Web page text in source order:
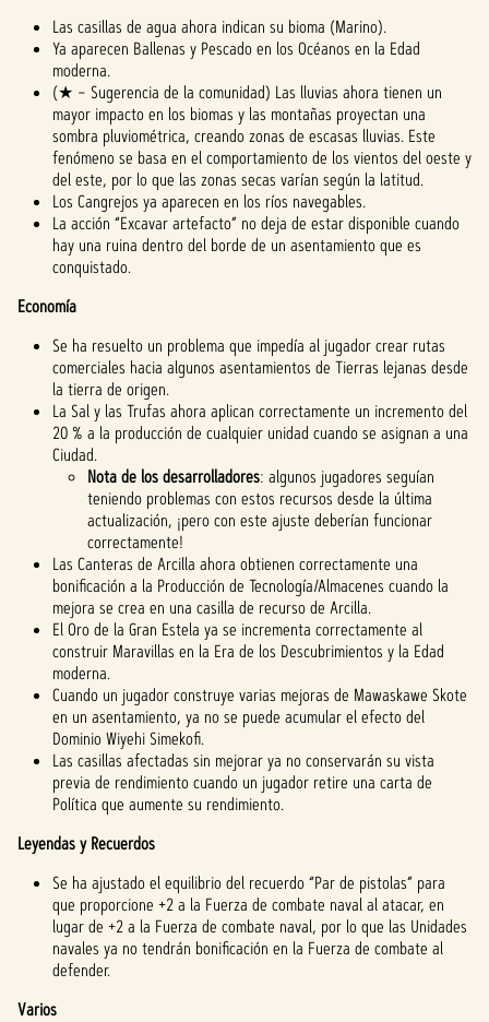
Las casillas de agua ahora indican su bioma (Marino).
Ya aparecen Ballenas y Pescado en los Océanos en la Edad
moderna.
(★ – Sugerencia de la comunidad) Las lluvias ahora tienen un
mayor impacto en los biomas y las montañas proyectan una
sombra pluviométrica, creando zonas de escasas lluvias. Este
fenómeno se basa en el comportamiento de los vientos del oeste y
del este, por lo que las zonas secas varían según la latitud.
Los Cangrejos ya aparecen en los ríos navegables.
La acción “Excavar artefacto” no deja de estar disponible cuando
hay una ruina dentro del borde de un asentamiento que es
conquistado.
Economía
Se ha resuelto un problema que impedía al jugador crear rutas
comerciales hacia algunos asentamientos de Tierras lejanas desde
la tierra de origen.
La Sal y las Trufas ahora aplican correctamente un incremento del
20 % a la producción de cualquier unidad cuando se asignan a una
Ciudad.
Nota de los desarrolladores: algunos jugadores seguían
teniendo problemas con estos recursos desde la última
actualización, ¡pero con este ajuste deberían funcionar
correctamente!
Las Canteras de Arcilla ahora obtienen correctamente una
bonificación a la Producción de Tecnología/Almacenes cuando la
mejora se crea en una casilla de recurso de Arcilla.
El Oro de la Gran Estela ya se incrementa correctamente al
construir Maravillas en la Era de los Descubrimientos y la Edad
moderna.
Cuando un jugador construye varias mejoras de Mawaskawe Skote
en un asentamiento, ya no se puede acumular el efecto del
Dominio Wiyehi Simekofi.
Las casillas afectadas sin mejorar ya no conservarán su vista
previa de rendimiento cuando un jugador retire una carta de
Política que aumente su rendimiento.
Leyendas y Recuerdos
Se ha ajustado el equilibrio del recuerdo “Par de pistolas” para
que proporcione +2 a la Fuerza de combate naval al atacar, en
lugar de +2 a la Fuerza de combate naval, por lo que las Unidades
navales ya no tendrán bonificación en la Fuerza de combate al
defender.
Varios